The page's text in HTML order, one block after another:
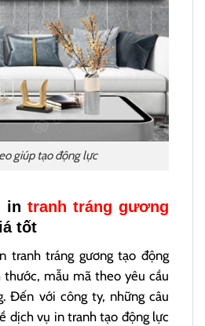
giúp tạo động lực
in tranh tráng gương
tốt
tranh tráng gương tạo động
thước, mẫu mã theo yêu cầu
Đến với công ty, những câu
dịch vụ in tranh tạo động lực